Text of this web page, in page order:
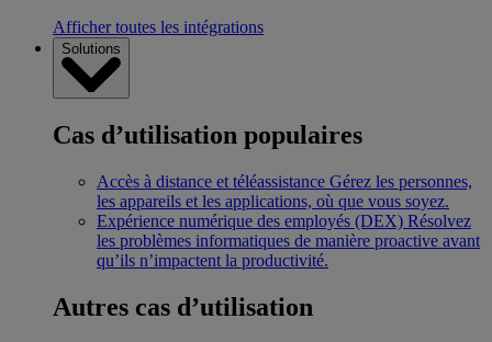
Afficher toutes les intégrations
Solutions
Cas d’utilisation populaires
Accès à distance et téléassistance Gérez les personnes,
les appareils et les applications, où que vous soyez.
Expérience numérique des employés (DEX) Résolvez
les problèmes informatiques de manière proactive avant
qu’ils n’impactent la productivité.
Autres cas d’utilisation